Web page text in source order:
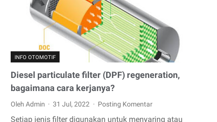
INFO OTOMOTIF
Diesel particulate filter (DPF) regeneration,
bagaimana cara kerjanya?
Oleh Admin 31 Jul, 2022 Posting Komentar
Setiap jenis filter digunakan untuk menyaring atau